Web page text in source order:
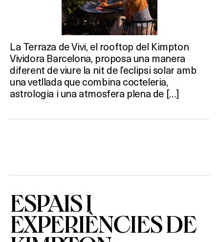
SPAS
RESTAURANTS
SALES
Activitats
La Terraza de Vivi, el rooftop del Kimpton
Vividora Barcelona, proposa una manera
diferent de viure la nit de l’eclipsi solar amb
una vetllada que combina cocteleria,
astrologia i una atmosfera plena de […]
ESPAIS I
EXPERIÈNCIES DE